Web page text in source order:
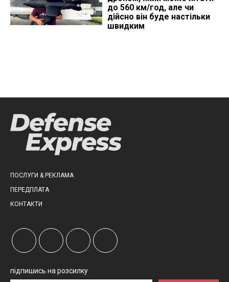
до 560 км/год, але чи
дійсно він буде настільки
швидким
ПОСЛУГИ & РЕКЛАМА
ПЕРЕДПЛАТА
КОНТАКТИ
підпишись на розсилку